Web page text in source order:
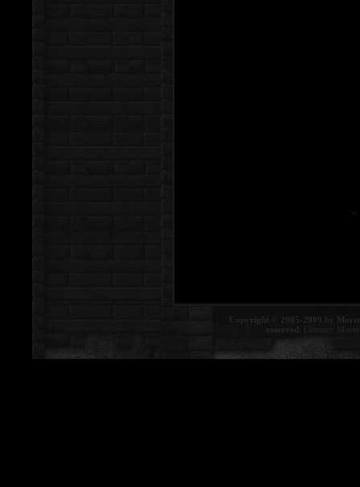
Copyright © 2005-2009 by
reserved. Contact: